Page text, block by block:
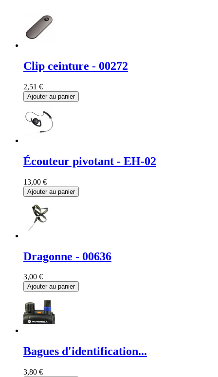
Clip ceinture - 00272
2,51 €
Ajouter au panier
Écouteur pivotant - EH-02
13,00 €
Ajouter au panier
Dragonne - 00636
3,00 €
Ajouter au panier
Bagues d'identification...
3,80 €